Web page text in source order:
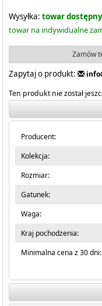
Wysyłka: towar
towar na indywidualne
Zamów
Zapytaj o produkt:
Ten produkt nie został
Producent:
Kolekcja:
Rozmiar:
Gatunek:
Waga:
Kraj pochodzenia:
Minimalna cena z 30 dni: